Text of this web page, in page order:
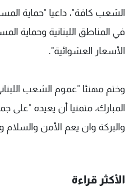
الشعب كافة"، داعيا "حماية
في المناطق اللبنانية وحماية
الأسعار العشوائية".
وختم مهنئا "عموم الشعب
المبارك، متمنيا أن يعيده "على
والبركة وان يعم الأمن والسلام
الأكثر قراءة